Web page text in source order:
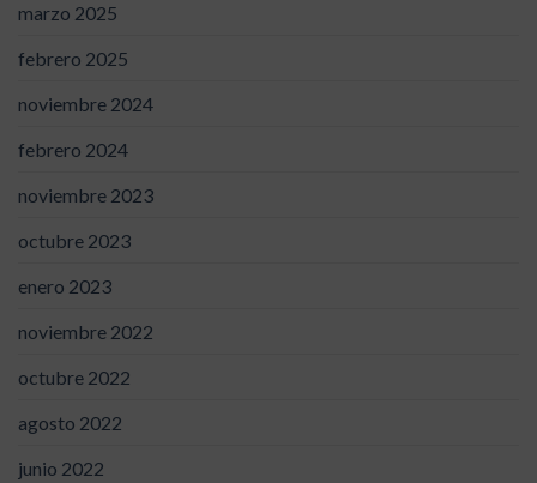
marzo 2025
febrero 2025
noviembre 2024
febrero 2024
noviembre 2023
octubre 2023
enero 2023
noviembre 2022
octubre 2022
agosto 2022
junio 2022